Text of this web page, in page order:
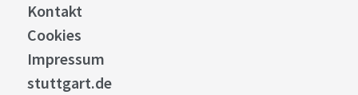
Kontakt
Cookies
Impressum
stuttgart.de